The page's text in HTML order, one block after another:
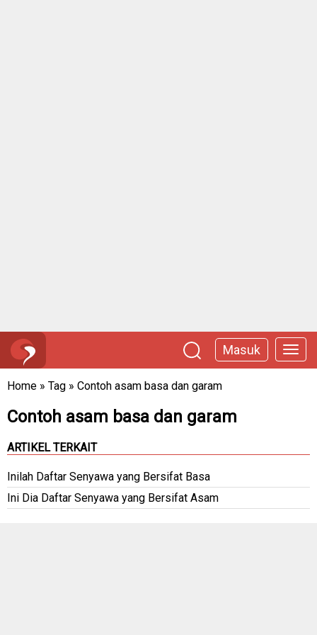
Masuk
Home » Tag » Contoh asam basa dan garam
Contoh asam basa dan garam
ARTIKEL TERKAIT
Inilah Daftar Senyawa yang Bersifat Basa
Ini Dia Daftar Senyawa yang Bersifat Asam